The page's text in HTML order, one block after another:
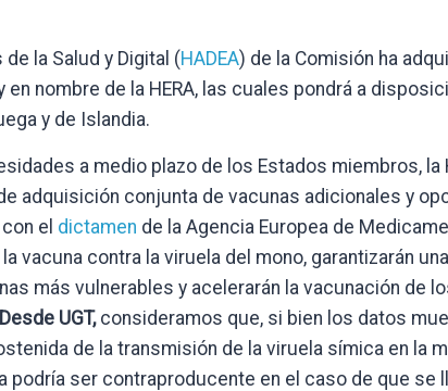
la Salud y Digital (HADEA) de la Comisión ha
nombre de la HERA, las cuales pondrá a
y de Islandia.
a medio plazo de los Estados miembros, la
adquisición conjunta de vacunas adicionales y
el dictamen de la Agencia Europea de
vacuna contra la viruela del mono, garantizarán una
más vulnerables y acelerarán la vacunación de
Desde UGT, consideramos que, si bien los datos
de la transmisión de la viruela símica en la
podría ser contraproducente en el caso de que se